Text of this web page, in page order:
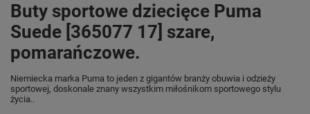
Buty sportowe dziecięce Puma
Suede [365077 17] szare,
pomarańczowe.
Niemiecka marka Puma to jeden z gigantów branży obuwia i odzieży
sportowej, doskonale znany wszystkim miłośnikom sportowego stylu
życia..